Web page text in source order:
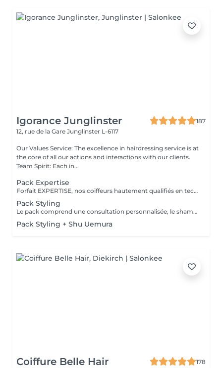
Igorance Junglinster
187
12, rue de la Gare Junglinster L-6117
Our Values Service: The excellence in hairdressing service is at
the core of all our actions and interactions with our clients.
Team Spirit: Each in...
Pack Expertise
Forfait EXPERTISE, nos coiffeurs hautement qualifiés en technique anglo-saxonne, en formation continu et diplômés d’une académie anglaise à Paris. Vous offre une séance d’une heure avec votre coach en suivi beauté. Ce pack inclus : 1 h de prestation Un diagnostique personnalisé Shampoing spécifique Haircare Conditioner spécifique Produit de coiffage Coupe Styling Produit de finition
Pack Styling
Le pack comprend une consultation personnalisée, le shampooing et le conditionneur spécifiques REDKEN , le séchage et les produits de styling REDKEN * Tarifs à titre indicatifs à confirmer après la consultation personnalisée établit auprès de votre coiffeur/stylist/spécialiste * La direction se réserve le droit d’apporter des modifications pour le bon fonctionnement du salon
Pack Styling + Shu Uemura
Coiffure Belle Hair
178